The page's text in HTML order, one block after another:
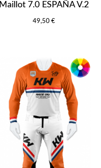
Maillot 7.0 ESPAÑA V.2
49,50 €